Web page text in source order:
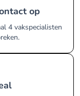
op
4 vakspecialisten